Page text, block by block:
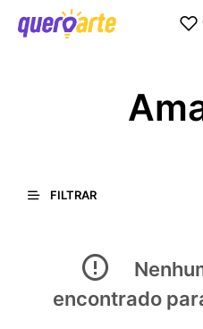
FILTRAR
encontrado